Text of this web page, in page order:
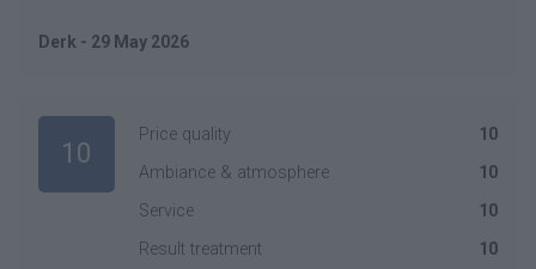
Derk - 29 May 2026
10
Price quality
10
Ambiance & atmosphere
10
Service
10
Result treatment
10